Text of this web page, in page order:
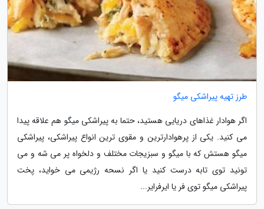
طرز تهیه پیراشکی میگو
اگر هوادار غذاهای دریایی هستید، حتما به پیراشکی میگو هم علاقه پیدا
می کنید. یکی از پرهوادارترین و مقوی ترین انواع پیراشکی، پیراشکی
میگو هستش که با میگو و سبزیجات مختلف و دلخواه پر می شه و می
تونید توی تابه درست کنید یا اگر نسحه رژیمی می خواید، پخت
پیراشکی میگو توی فر یا ایرفرایر...